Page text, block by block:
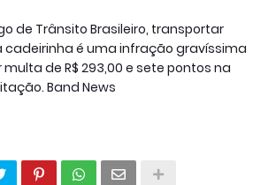
de Trânsito Brasileiro, transportar
é uma infração gravíssima
de R$ 293,00 e sete pontos na
Band News